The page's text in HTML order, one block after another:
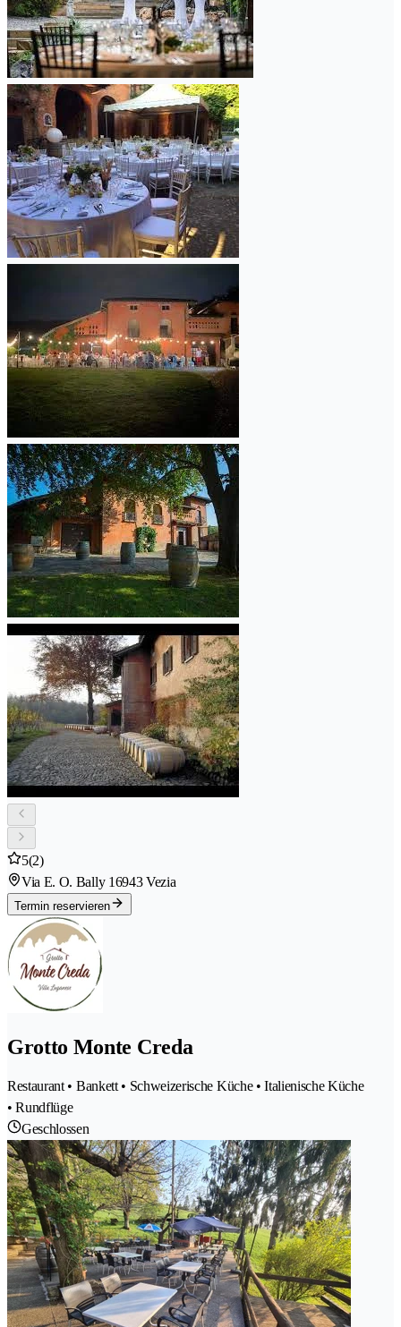
5(2)
Via E. O. Bally 16943 Vezia
Termin reservieren
Grotto Monte Creda
Restaurant • Bankett • Schweizerische Küche • Italienische Küche
• Rundflüge
Geschlossen